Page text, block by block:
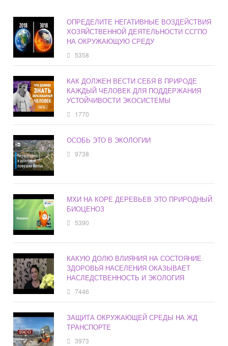
ОПРЕДЕЛИТЕ НЕГАТИВНЫЕ ВОЗДЕЙСТВИЯ
ХОЗЯЙСТВЕННОЙ ДЕЯТЕЛЬНОСТИ ССГПО
НА ОКРУЖАЮЩУЮ СРЕДУ
5358
КАК ДОЛЖЕН ВЕСТИ СЕБЯ В ПРИРОДЕ
КАЖДЫЙ ЧЕЛОВЕК ДЛЯ ПОДДЕРЖАНИЯ
УСТОЙЧИВОСТИ ЭКОСИСТЕМЫ
1770
ОСОБЬ ЭТО В ЭКОЛОГИИ
9738
МХИ НА КОРЕ ДЕРЕВЬЕВ ЭТО ПРИРОДНЫЙ
БИОЦЕНОЗ
5390
КАКУЮ ДОЛЮ ВЛИЯНИЯ НА СОСТОЯНИЕ
ЗДОРОВЬЯ НАСЕЛЕНИЯ ОКАЗЫВАЕТ
НАСЛЕДСТВЕННОСТЬ И ЭКОЛОГИЯ
7446
ЗАЩИТА ОКРУЖАЮЩЕЙ СРЕДЫ НА ЖД
ТРАНСПОРТЕ
3973